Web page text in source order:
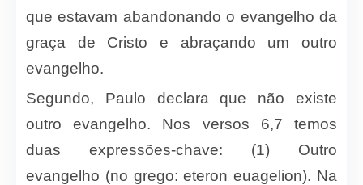
que estavam abandonando o evangelho da
graça de Cristo e abraçando um outro
evangelho.
Segundo, Paulo declara que não existe
outro evangelho. Nos versos 6,7 temos
duas expressões-chave: (1) Outro
evangelho (no grego: eteron euagelion). Na